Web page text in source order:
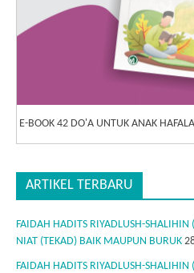
E-BOOK 42 DO'A UNTUK ANAK
ARTIKEL TERBARU
FAIDAH HADITS RIYADLUSH-
NIAT (TEKAD) BAIK MAUPUN BURUK
FAIDAH HADITS RIYADLUSH-